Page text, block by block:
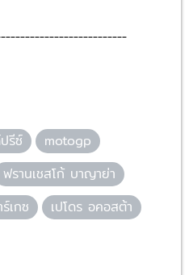
รีซ์
motogp
ฟรานเชสโก้ บาญาย่า
เกซ
เปโดร อคอสต้า